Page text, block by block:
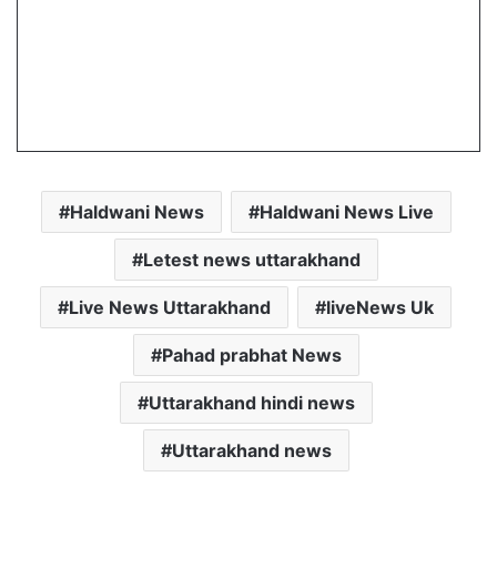
Haldwani News Haldwani News Live
Letest news uttarakhand
Live News Uttarakhand liveNews Uk
Pahad prabhat News
Uttarakhand hindi news
Uttarakhand news